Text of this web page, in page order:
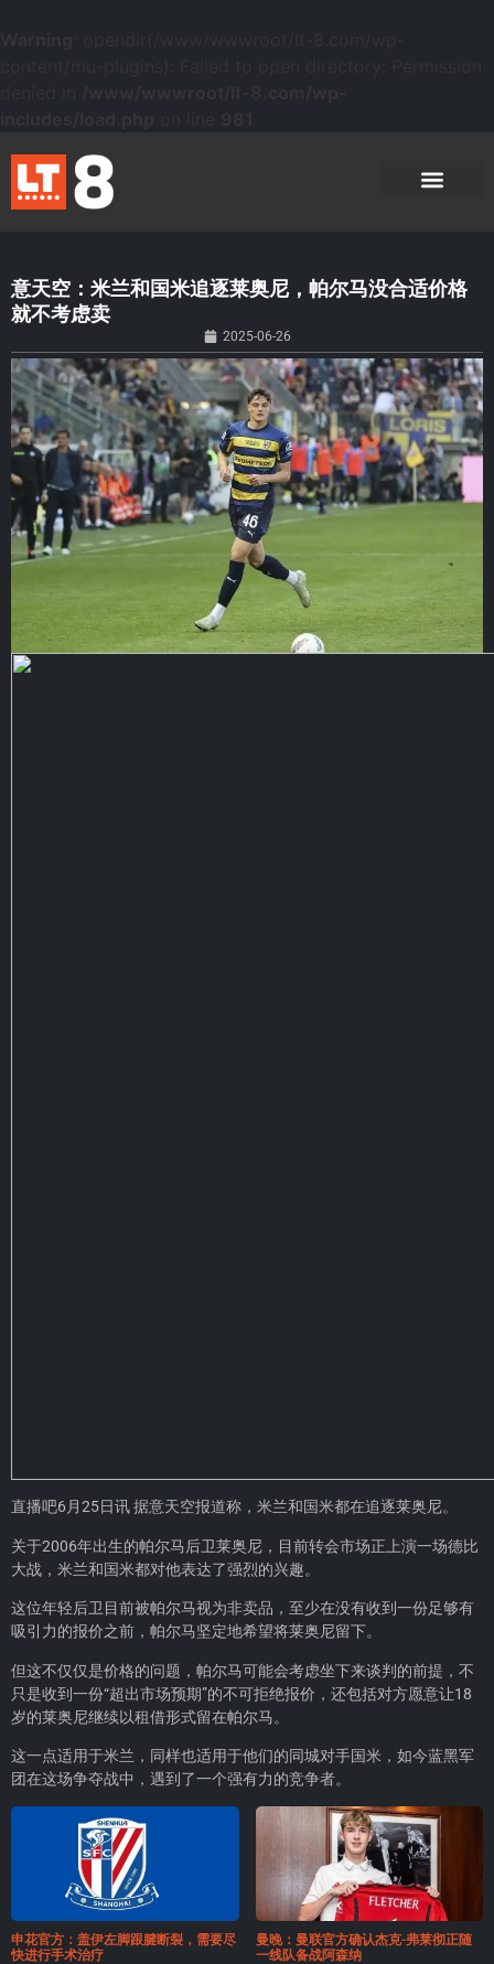
意天空：米兰和国米追逐莱奥尼，帕尔马没合适价格
就不考虑卖
2025-06-26
直播吧6月25日讯 据意天空报道称，米兰和国米都在追逐莱奥尼。
关于2006年出生的帕尔马后卫莱奥尼，目前转会市场正上演一场德比
大战，米兰和国米都对他表达了强烈的兴趣。
这位年轻后卫目前被帕尔马视为非卖品，至少在没有收到一份足够有
吸引力的报价之前，帕尔马坚定地希望将莱奥尼留下。
但这不仅仅是价格的问题，帕尔马可能会考虑坐下来谈判的前提，不
只是收到一份“超出市场预期”的不可拒绝报价，还包括对方愿意让18
岁的莱奥尼继续以租借形式留在帕尔马。
这一点适用于米兰，同样也适用于他们的同城对手国米，如今蓝黑军
团在这场争夺战中，遇到了一个强有力的竞争者。
申花官方：盖伊左脚跟腱断裂，需要尽
快进行手术治疗
曼晚：曼联官方确认杰克-弗莱彻正随
一线队备战阿森纳